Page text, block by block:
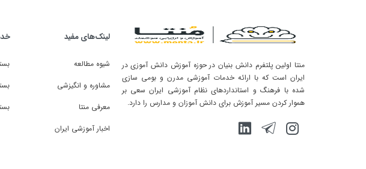
منتا اولین پلتفرم دانش بنیان در حوزه آموزش دانش آموزی در
ایران است که با ارائه خدمات آموزشی مدرن و بومی سازی
شده با فرهنگ و استانداردهای نظام آموزشی ایران سعی بر
هموار کردن مسیر آموزش برای دانش آموزان و مدارس را دارد.
لینک‌های مفید
شیوه مطالعه
مشاوره و انگیزشی
معرفی منتا
اخبار آموزشی ایران